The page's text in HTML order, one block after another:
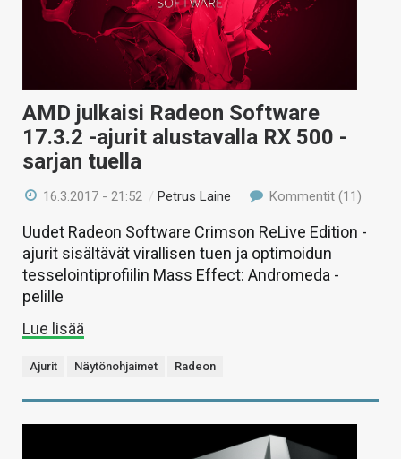
AMD julkaisi Radeon Software
17.3.2 -ajurit alustavalla RX 500 -
sarjan tuella
16.3.2017 - 21:52 / Petrus Laine Kommentit (11)
Uudet Radeon Software Crimson ReLive Edition -
ajurit sisältävät virallisen tuen ja optimoidun
tesselointiprofiilin Mass Effect: Andromeda -
pelille
Lue lisää
Ajurit Näytönohjaimet Radeon